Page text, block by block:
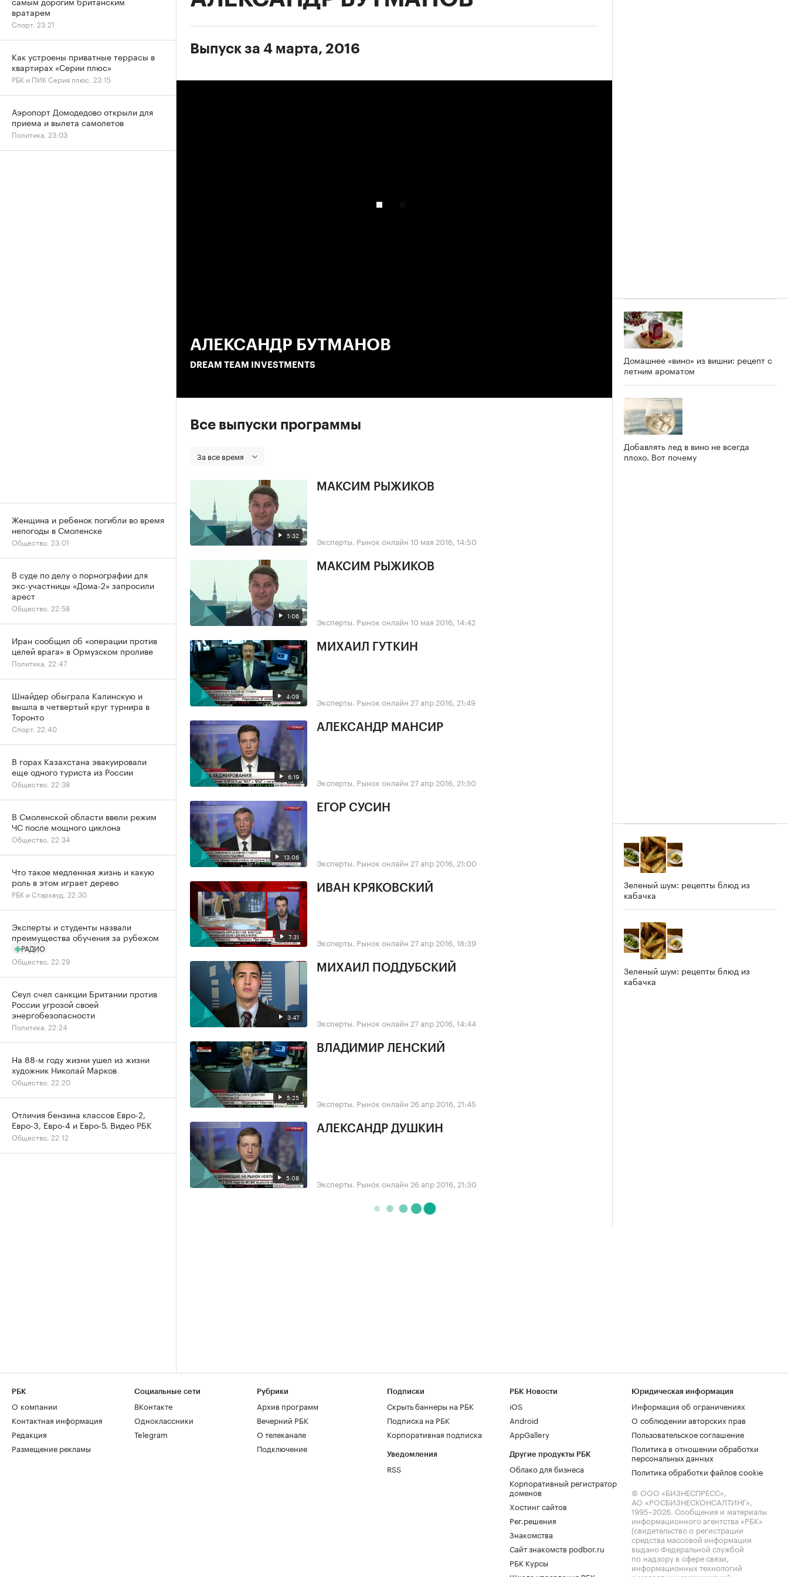
Выпуск за 4 марта, 2016
АЛЕКСАНДР БУТМАНОВ
DREAM TEAM INVESTMENTS
Все выпуски программы
За все время
5:32
МАКСИМ РЫЖИКОВ
Эксперты. Рынок онлайн 10 мая 2016, 14:50
1:06
МАКСИМ РЫЖИКОВ
Эксперты. Рынок онлайн 10 мая 2016, 14:42
4:09
МИХАИЛ ГУТКИН
Эксперты. Рынок онлайн 27 апр 2016, 21:49
6:19
АЛЕКСАНДР МАНСИР
Эксперты. Рынок онлайн 27 апр 2016, 21:30
13:06
ЕГОР СУСИН
Эксперты. Рынок онлайн 27 апр 2016, 21:00
7:31
ИВАН КРЯКОВСКИЙ
Эксперты. Рынок онлайн 27 апр 2016, 18:39
3:47
МИХАИЛ ПОДДУБСКИЙ
Эксперты. Рынок онлайн 27 апр 2016, 14:44
5:25
ВЛАДИМИР ЛЕНСКИЙ
Эксперты. Рынок онлайн 26 апр 2016, 21:45
5:08
АЛЕКСАНДР ДУШКИН
Эксперты. Рынок онлайн 26 апр 2016, 21:30
Домашнее «вино» из вишни: рецепт с
летним ароматом
Добавлять лед в вино не всегда
плохо. Вот почему
Зеленый шум: рецепты блюд из
кабачка
Зеленый шум: рецепты блюд из
кабачка
вратарем
Спорт, 23:21
Как устроены приватные террасы в
квартирах «Серии плюс»
РБК и ПИК Серия плюс, 23:15
Аэропорт Домодедово открыли для
приема и вылета самолетов
Политика, 23:03
Женщина и ребенок погибли во время
непогоды в Смоленске
Общество, 23:01
В суде по делу о порнографии для
экс-участницы «Дома-2» запросили
арест
Общество, 22:58
Иран сообщил об «операции против
целей врага» в Ормузском проливе
Политика, 22:47
Шнайдер обыграла Калинскую и
вышла в четвертый круг турнира в
Торонто
Спорт, 22:40
В горах Казахстана эвакуировали
еще одного туриста из России
Общество, 22:38
В Смоленской области ввели режим
ЧС после мощного циклона
Общество, 22:34
Что такое медленная жизнь и какую
роль в этом играет дерево
РБК и Старквуд, 22:30
Эксперты и студенты назвали
преимущества обучения за рубежом
РАДИО
Общество, 22:29
Сеул счел санкции Британии против
России угрозой своей
энергобезопасности
Политика, 22:24
На 88-м году жизни ушел из жизни
художник Николай Марков
Общество, 22:20
Отличия бензина классов Евро-2,
Евро-3, Евро-4 и Евро-5. Видео РБК
Общество, 22:12
РБК
О компании
Контактная информация
Редакция
Размещение рекламы
Социальные сети
ВКонтакте
Одноклассники
Telegram
Рубрики
Архив программ
Вечерний РБК
О телеканале
Подключение
Подписки
Скрыть баннеры на РБК
Подписка на РБК
Корпоративная подписка
Уведомления
RSS
РБК Новости
iOS
Android
AppGallery
Другие продукты РБК
Облако для бизнеса
Корпоративный регистратор
доменов
Хостинг сайтов
Рег.решения
Знакомства
Сайт знакомств podbor.ru
РБК Курсы
Юридическая информация
Информация об ограничениях
О соблюдении авторских прав
Пользовательское соглашение
Политика в отношении обработки
персональных данных
Политика обработки файлов cookie
© ООО «БИЗНЕСПРЕСС»,
АО «РОСБИЗНЕСКОНСАЛТИНГ»,
1995–2026. Сообщения и материалы
информационного агентства «РБК»
(свидетельство о регистрации
средства массовой информации
выдано Федеральной службой
по надзору в сфере связи,
информационных технологий